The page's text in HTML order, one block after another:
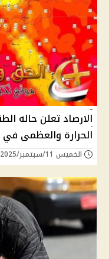
الارصاد تعلن حاله
الحرارة والعظمى في
الخميس 11/سبتمبر/2025 - 11:02 م